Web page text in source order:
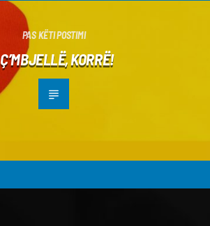
PAS KËTI POSTIMI
Ç’MBJELLË, KORRË!